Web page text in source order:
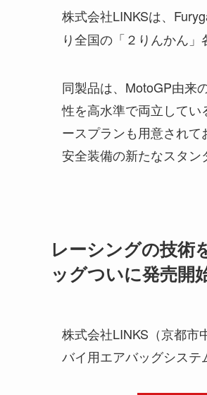
株式会社LINKSは、
り全国の「２りんかん」
同製品は、MotoGP由来
性を高水準で両立して
ースプランも用意され
安全装備の新たなスタン
レーシングの技
ッグついに発売開
株式会社LINKS（京都市
バイ用エアバッグシステ